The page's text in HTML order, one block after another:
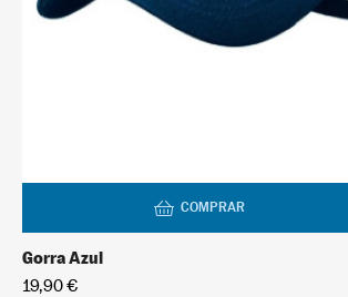
COMPRAR
Gorra Azul
19,90 €